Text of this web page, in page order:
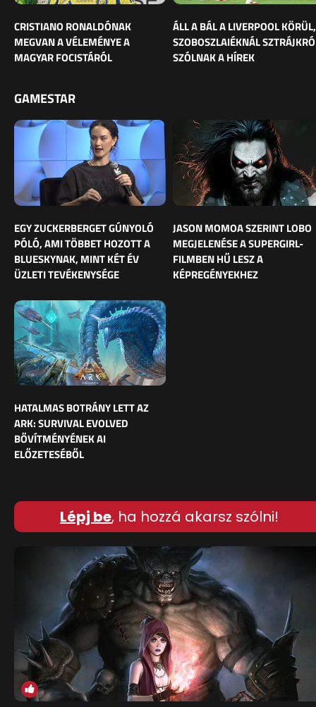
CRISTIANO RONALDÓNAK
MEGVAN A VÉLEMÉNYE A
MAGYAR FOCISTÁRÓL
ÁLL A BÁL A LIVERPOOL KÖRÜL,
SZOBOSZLAIÉKNÁL
SZÓLNAK A HÍREK
GAMESTAR
EGY ZUCKERBERGET GÚNYOLÓ
PÓLÓ, AMI TÖBBET HOZOTT A
BLUESKYNAK, MINT KÉT ÉV
ÜZLETI TEVÉKENYSÉGE
JASON MOMOA SZERINT LOBO
MEGJELENÉSE A SUPERGIRL-
FILMBEN HŰ LESZ A
KÉPREGÉNYEKHEZ
HATALMAS BOTRÁNY LETT AZ
ARK: SURVIVAL EVOLVED
BŐVÍTMÉNYÉNEK AI
ELŐZETESÉBŐL
Lépj be, ha hozzá akarsz szólni!